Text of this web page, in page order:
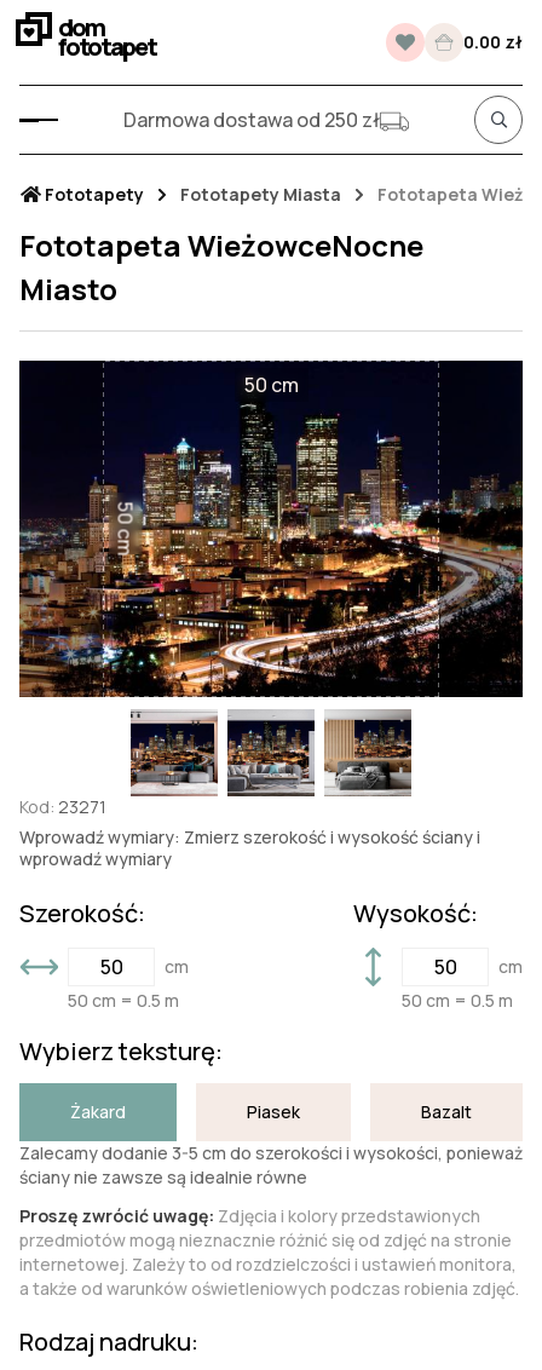
dom
fototapet 0.00 zł
Darmowa dostawa od 250 zł
Fototapety Fototapety Miasta Fototapeta
Fototapeta WieżowceNocne
Miasto
50 cm
50 cm
Kod: 23271
Wprowadź wymiary: Zmierz szerokość i wysokość ściany i
wprowadź wymiary
Szerokość:
cm
50 cm = 0.5 m
Wysokość:
cm
50 cm = 0.5 m
Wybierz teksturę:
Żakard Piasek
Bazalt
Zalecamy dodanie 3-5 cm do szerokości i wysokości, ponieważ
ściany nie zawsze są idealnie równe
Proszę zwrócić uwagę: Zdjęcia i kolory przedstawionych
przedmiotów mogą nieznacznie różnić się od zdjęć na stronie
internetowej. Zależy to od rozdzielczości i ustawień monitora,
a także od warunków oświetleniowych podczas robienia zdjęć.
Rodzaj nadruku: